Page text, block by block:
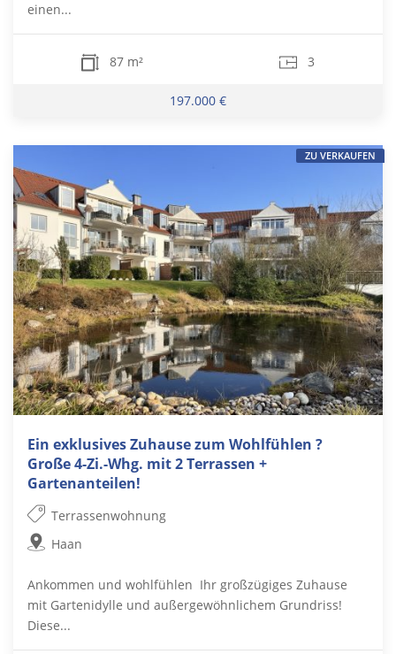
einen...
87 m² 3
197.000 €
Ein exklusives Zuhause zum Wohlfühlen ?
Große 4-Zi.-Whg. mit 2 Terrassen +
Gartenanteilen!
Terrassenwohnung
Haan
Ankommen und wohlfühlen  Ihr großzügiges Zuhause
mit Gartenidylle und außergewöhnlichem Grundriss!
Diese...
ZU VERKAUFEN